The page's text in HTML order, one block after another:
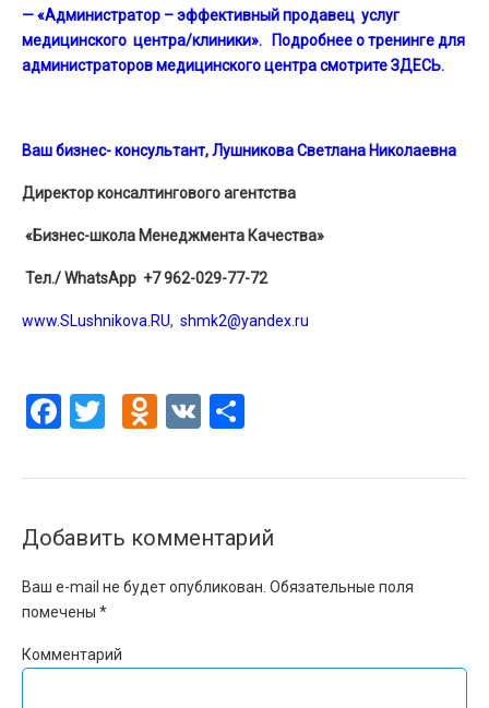
— «Администратор – эффективный продавец услуг
медицинского центра/клиники». Подробнее о тренинге для
администраторов медицинского центра смотрите ЗДЕСЬ.
Ваш бизнес- консультант, Лушникова Светлана Николаевна
Директор консалтингового агентства
«Бизнес-школа Менеджмента Качества»
Тел./ WhatsApp +7 962-029-77-72
www.SLushnikova.RU, shmk2@yandex.ru
Facebook
TwitterOdnoklassniki
VK
Добавить комментарий
Ваш e-mail не будет опубликован. Обязательные поля
помечены *
Комментарий